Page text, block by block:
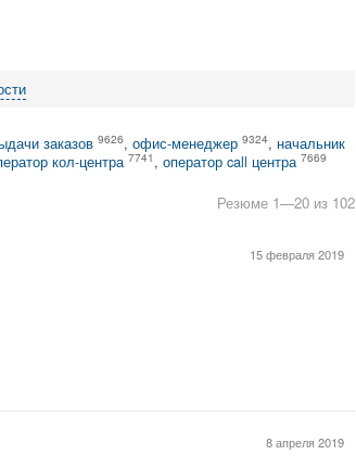
заказов 9626, офис-менеджер 9324, начальник
кол-центра 7741 , оператор call центра 7669
Резюме 1—20 из 102
15 февраля 2019
8 апреля 2019